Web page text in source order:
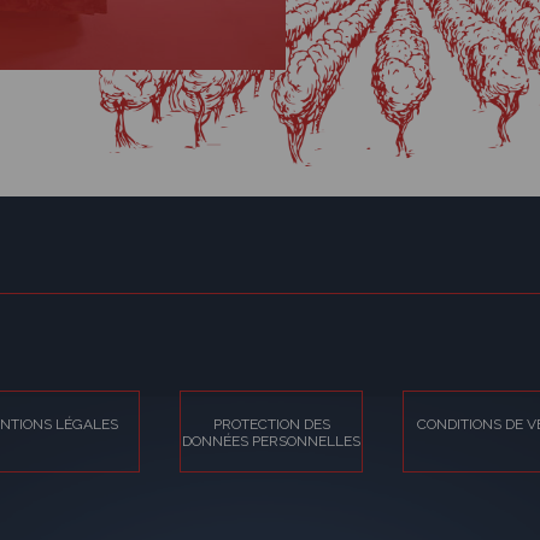
LÉGALES
PROTECTION DES
DONNÉES PERSONNELLES
CONDITIONS DE